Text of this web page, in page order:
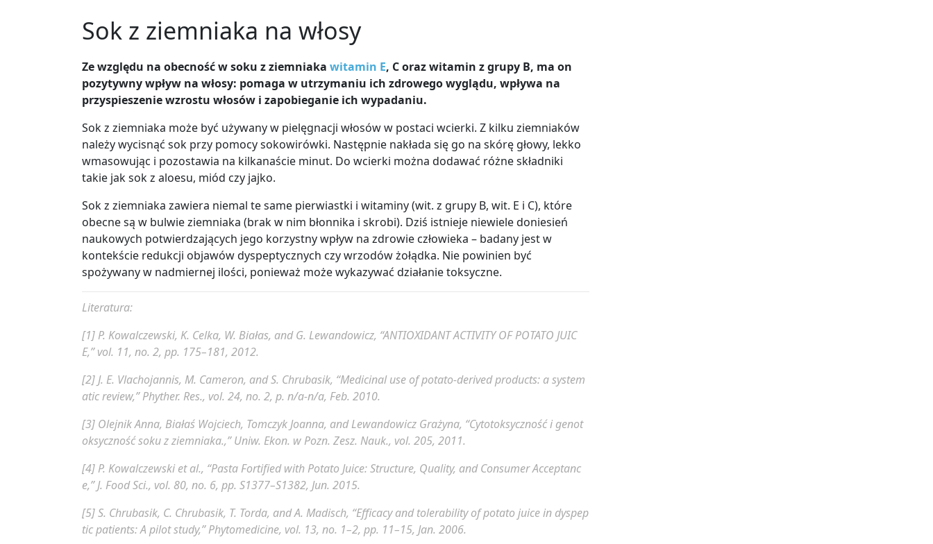
Sok z ziemniaka na włosy
Ze względu na obecność w soku z ziemniaka witamin E, C oraz witamin z grupy B, ma on
pozytywny wpływ na włosy: pomaga w utrzymaniu ich zdrowego wyglądu, wpływa na
przyspieszenie wzrostu włosów i zapobieganie ich wypadaniu.
Sok z ziemniaka może być używany w pielęgnacji włosów w postaci wcierki. Z kilku ziemniaków
należy wycisnąć sok przy pomocy sokowirówki. Następnie nakłada się go na skórę głowy, lekko
wmasowując i pozostawia na kilkanaście minut. Do wcierki można dodawać różne składniki
takie jak sok z aloesu, miód czy jajko.
Sok z ziemniaka zawiera niemal te same pierwiastki i witaminy (wit. z grupy B, wit. E i C), które
obecne są w bulwie ziemniaka (brak w nim błonnika i skrobi). Dziś istnieje niewiele doniesień
naukowych potwierdzających jego korzystny wpływ na zdrowie człowieka – badany jest w
kontekście redukcji objawów dyspeptycznych czy wrzodów żołądka. Nie powinien być
spożywany w nadmiernej ilości, ponieważ może wykazywać działanie toksyczne.
Literatura:
[1] P. Kowalczewski, K. Celka, W. Białas, and G. Lewandowicz, “ANTIOXIDANT ACTIVITY OF POTATO JUIC
E,” vol. 11, no. 2, pp. 175–181, 2012.
[2] J. E. Vlachojannis, M. Cameron, and S. Chrubasik, “Medicinal use of potato-derived products: a system
atic review,”Phyther. Res., vol. 24, no. 2, p. n/a-n/a, Feb. 2010.
[3] Olejnik Anna, Białaś Wojciech, Tomczyk Joanna, and Lewandowicz Grażyna, “Cytotoksyczność i genot
oksyczność soku z ziemniaka.,”Uniw. Ekon. w Pozn. Zesz. Nauk., vol. 205, 2011.
[4] P. Kowalczewski et al., “Pasta Fortified with Potato Juice: Structure, Quality, and Consumer Acceptanc
e,”J. Food Sci., vol. 80, no. 6, pp. S1377–S1382, Jun. 2015.
[5]S. Chrubasik, C. Chrubasik, T. Torda, and A. Madisch, “Efficacy and tolerability of potato juice in dyspep
tic patients: A pilot study,”Phytomedicine, vol. 13, no. 1–2, pp. 11–15, Jan. 2006.